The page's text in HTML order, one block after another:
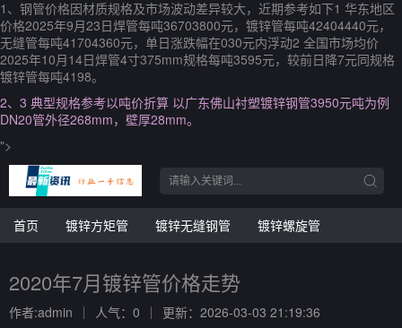
1、钢管价格因材质规格及市场波动差异较大，近期参考如下1 华东地区
价格2025年9月23日焊管每吨36703800元，镀锌管每吨42404440元，
无缝管每吨41704360元，单日涨跌幅在030元内浮动2 全国市场均价
2025年10月14日焊管4寸375mm规格每吨3595元，较前日降7元同规格
镀锌管每吨4198。
2、3 典型规格参考以吨价折算 以广东佛山衬塑镀锌钢管3950元吨为例
DN20管外径268mm，壁厚28mm。
">
首页 镀锌方矩管 镀锌无缝钢管 镀锌螺旋管
2020年7月镀锌管价格走势
作者:admin 人气：0
更新：2026-03-03 21:19:36